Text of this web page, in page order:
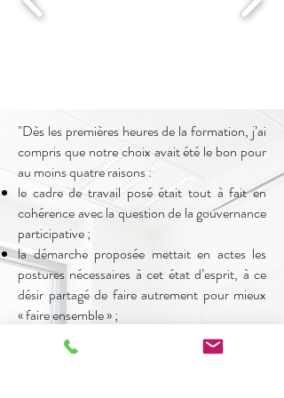
"Dès les premières heures de la formation, j’ai
compris que notre choix avait été le bon pour
au moins quatre raisons :
le cadre de travail posé était tout à fait en
cohérence avec la question de la gouvernance
participative ;
la démarche proposée mettait en actes les
postures nécessaires à cet état d’esprit, à ce
désir partagé de faire autrement pour mieux
« faire ensemble » ;
les choix de contenus et d’apports m’ont
permis de me rassurer sur certains points mais